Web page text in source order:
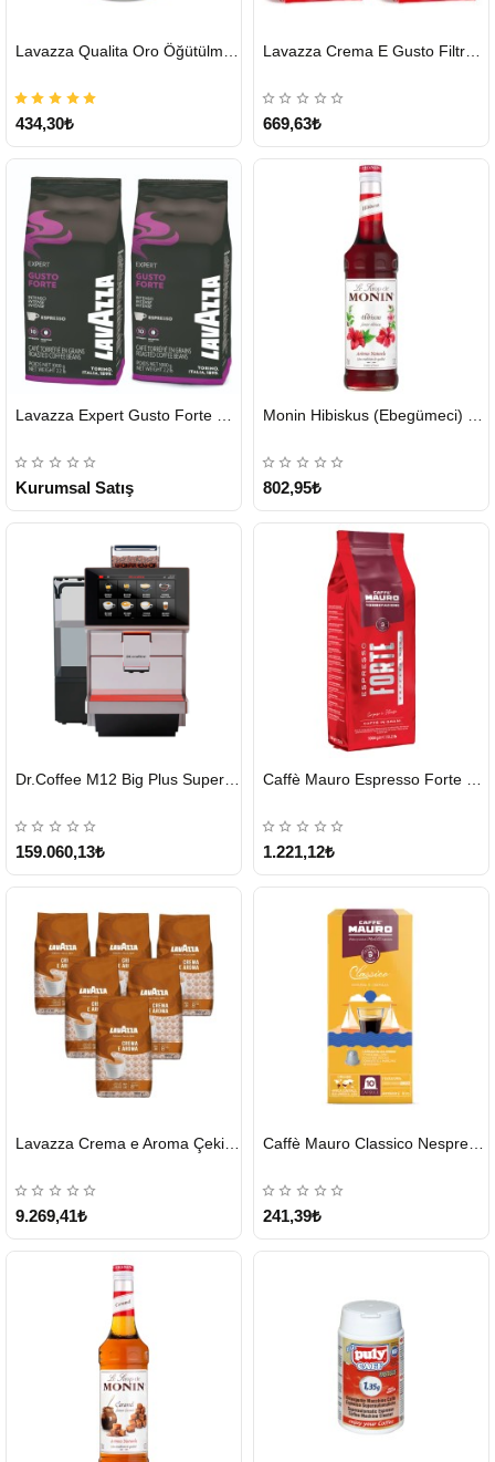
GÖNDERİ
434,30₺
GÖNDERİ
Lavazza Crema E Gusto Filtre Kahve 250 G X 2
669,63₺
GÖNDERİ
Kurumsal Satış
GÖNDERİ
802,95₺
GÖNDERİ
159.060,13₺
GÖNDERİ
1.221,12₺
GÖNDERİ
9.269,41₺
GÖNDERİ
Caffè Mauro Classico Nespresso Kapsül
241,39₺